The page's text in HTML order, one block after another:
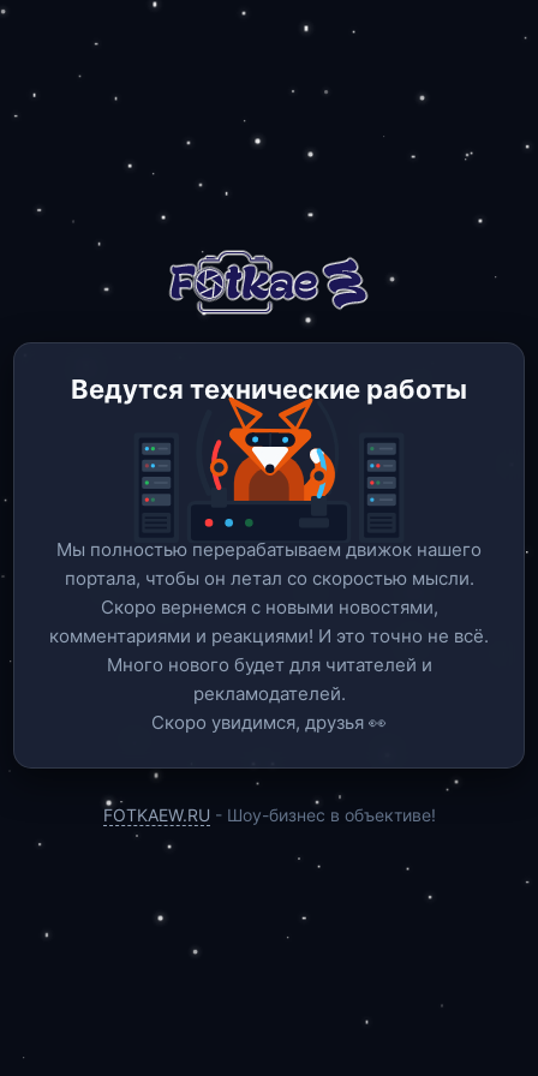
Ведутся технические работы
Мы полностью перерабатываем движок нашего
портала, чтобы он летал со скоростью мысли.
Скоро вернемся c новыми новостями,
комментариями и реакциями! И это точно не всё.
Много нового будет для читателей и
рекламодателей.
Скоро увидимся, друзья 👀
FOTKAEW.RU - Шоу-бизнес в объективе!